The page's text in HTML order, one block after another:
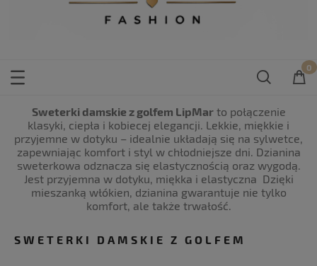
Sweterki damskie z golfem LipMarto połączenie
klasyki, ciepła i kobiecej elegancji. Lekkie, miękkie i
przyjemne w dotyku – idealnie układają się na sylwetce,
zapewniając komfort i styl w chłodniejsze dni. Dzianina
sweterkowa odznacza się elastycznością oraz wygodą.
Jest przyjemna w dotyku, miękka i elastyczna Dzięki
mieszanką włókien, dzianina gwarantuje nie tylko
komfort, ale także trwałość.
SWETERKI DAMSKIE Z GOLFEM